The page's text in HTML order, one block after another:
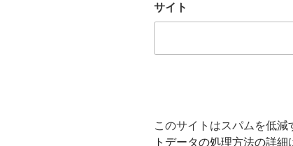
サイト
このサイトはスパムを低減
トデータの処理方法の詳